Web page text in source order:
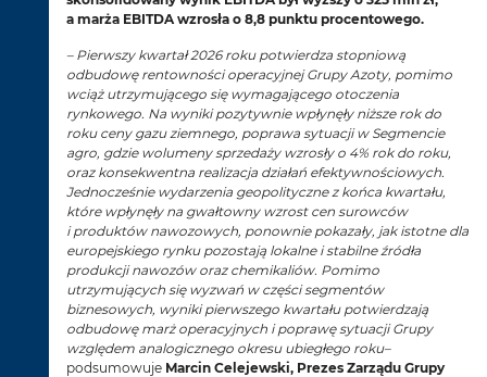
a marża EBITDA wzrosła o 8,8 punktu procentowego.
– Pierwszy kwartał 2026 roku potwierdza stopniową
odbudowę rentowności operacyjnej Grupy Azoty, pomimo
wciąż utrzymującego się wymagającego otoczenia
rynkowego. Na wyniki pozytywnie wpłynęły niższe rok do
roku ceny gazu ziemnego, poprawa sytuacji w Segmencie
agro, gdzie wolumeny sprzedaży wzrosły o 4% rok do roku,
oraz konsekwentna realizacja działań efektywnościowych.
Jednocześnie wydarzenia geopolityczne z końca kwartału,
które wpłynęły na gwałtowny wzrost cen surowców
i produktów nawozowych, ponownie pokazały, jak istotne dla
europejskiego rynku pozostają lokalne i stabilne źródła
produkcji nawozów oraz chemikaliów. Pomimo
utrzymujących się wyzwań w części segmentów
biznesowych, wyniki pierwszego kwartału potwierdzają
odbudowę marż operacyjnych i poprawę sytuacji Grupy
względem analogicznego okresu ubiegłego roku–
podsumowuje Marcin Celejewski, Prezes Zarządu Grupy